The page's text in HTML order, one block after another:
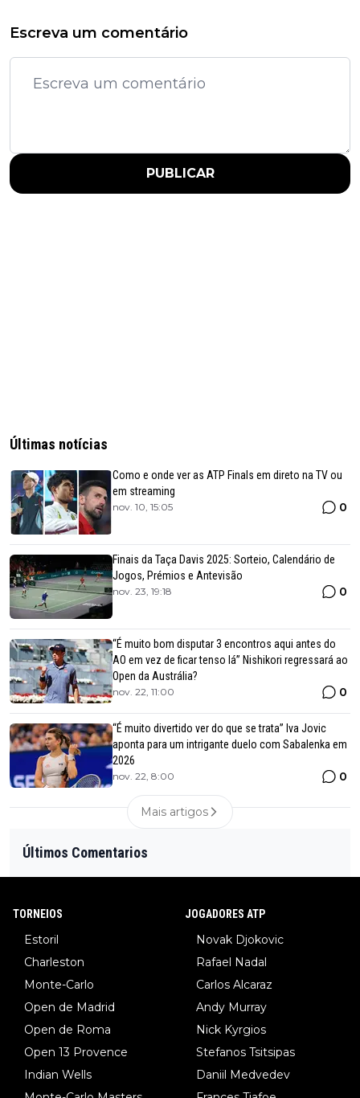
Escreva um comentário
PUBLICAR
Últimas notícias
Como e onde ver as ATP Finals em direto na TV ou
em streaming
nov. 10, 15:05 0
Finais da Taça Davis 2025: Sorteio, Calendário de
Jogos, Prémios e Antevisão
nov. 23, 19:18 0
“É muito bom disputar 3 encontros aqui antes do
AO em vez de ficar tenso lá” Nishikori regressará ao
Open da Austrália?
nov. 22, 11:00 0
“É muito divertido ver do que se trata” Iva Jovic
aponta para um intrigante duelo com Sabalenka em
2026
nov. 22, 8:00 0
Mais artigos
Últimos Comentarios
TORNEIOS
Estoril
Charleston
Monte-Carlo
Open de Madrid
Open de Roma
Open 13 Provence
Indian Wells
JOGADORES ATP
Novak Djokovic
Rafael Nadal
Carlos Alcaraz
Andy Murray
Nick Kyrgios
Stefanos Tsitsipas
Daniil Medvedev